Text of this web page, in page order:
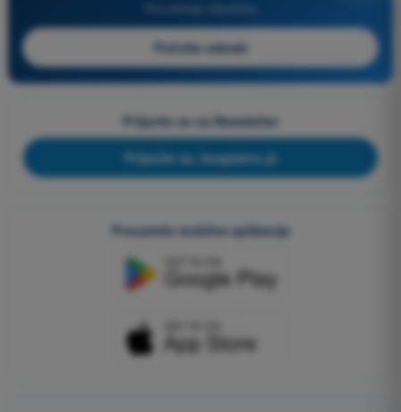
Počnite odmah
Prijavite se na Newsletter
Prijavite se, besplatno je
Preuzmite mobilne aplikacije